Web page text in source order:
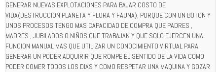
GENERAR NUEVAS EXPLOTACIONES PARA BAJAR COSTO DE
VIDA(DESTRUCCION PLANETA Y FLORA Y FAUNA), PORQUE CON UN BOTON Y
UNOS PROCESOS TENGO MAS CAPACIDAD DE COMPRA QUE PADRES ,
MADRES , JUBILADOS O NIÑOS QUE TRABAJAN Y QUE SOLO EJERCEN UNA
FUNCION MANUAL MAS QUE UTILIZAR UN CONOCIMIENTO VIRTUAL PARA
GENERAR UN PODER ADQUIRIR QUE ROMPE EL SENTIDO DE LA VIDA COMO
PODER COMER TODOS LOS DIAS Y COMO RESPETAR UNA MAQUINA Y GOZAR